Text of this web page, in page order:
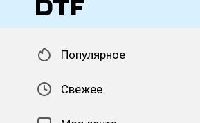
Популярное
Свежее